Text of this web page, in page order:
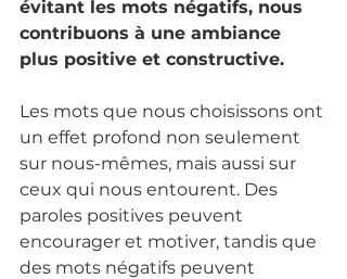
évitant les mots négatifs, nous
contribuons à une ambiance
plus positive et constructive.
Les mots que nous choisissons ont
un effet profond non seulement
sur nous-mêmes, mais aussi sur
ceux qui nous entourent. Des
paroles positives peuvent
encourager et motiver, tandis que
des mots négatifs peuvent